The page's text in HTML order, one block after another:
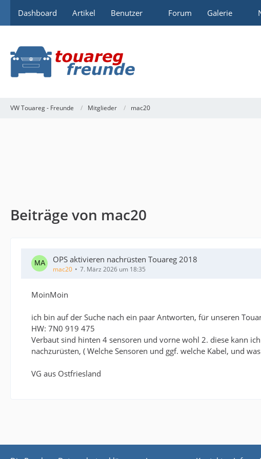
Dashboard Artikel Benutzer Forum Galerie
VW Touareg - Freunde Mitglieder mac20
Beiträge von mac20
OPS aktivieren nachrüsten Touareg 2018
mac20 7. März 2026 um 18:35
MoinMoin
ich bin auf der Suche nach ein paar Antworten, für unseren
HW: 7N0 919 475
Verbaut sind hinten 4 sensoren und vorne wohl 2. diese kann
nachzurüsten, ( Welche Sensoren und ggf. welche Kabel, und
VG aus Ostfriesland